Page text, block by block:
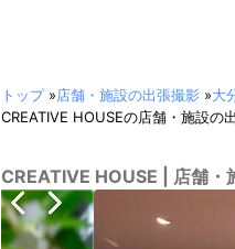
トップ»店舗・施設の出張撮影 »大
CREATIVE HOUSEの店舗・施設の
CREATIVE HOUSE | 店舗・